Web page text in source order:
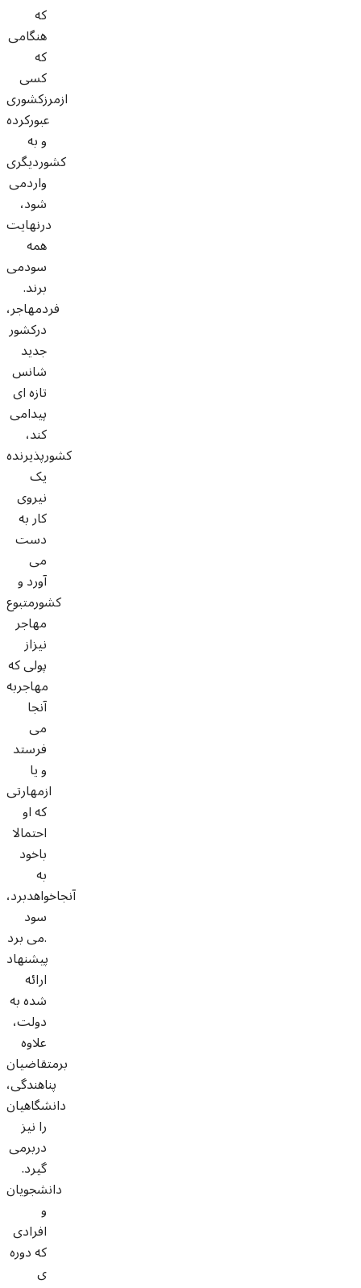
که
هنگامی
که
کسی
ازمرزکشوری
عبورکرده
و به
کشوردیگری
واردمی
شود،
درنهایت
همه
سودمی
برند.
فردمهاجر،
درکشور
جدید
شانس
تازه ای
پیدامی
کند،
کشورپذیرنده
یک
نیروی
کار به
دست
می
آورد و
کشورمتبوع
مهاجر
نیزاز
پولی که
مهاجربه
آنجا
می
فرستد
و یا
ازمهارتی
که او
احتمالا
باخود
به
آنجاخواهدبرد،
سود
می برد.
پیشنهاد
ارائه
شده به
دولت،
علاوه
برمتقاضیان
پناهندگی،
دانشگاهیان
را نیز
دربرمی
گیرد.
دانشجویان
و
افرادی
که دوره
ی